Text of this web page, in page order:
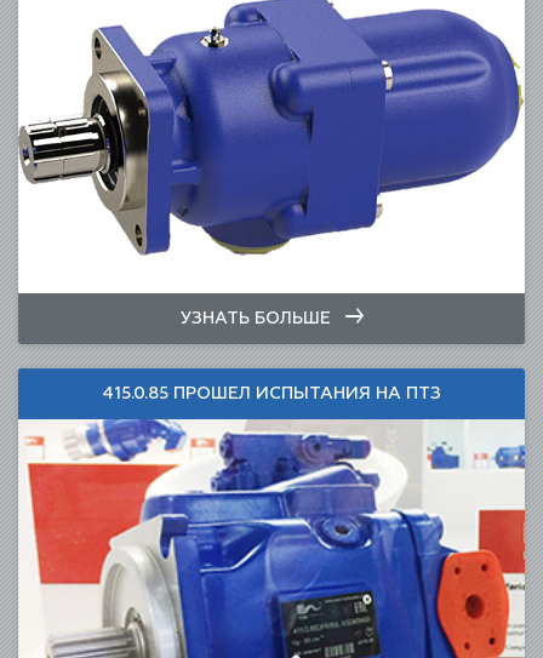
УЗНАТЬ БОЛЬШЕ
415.0.85 ПРОШЕЛ ИСПЫТАНИЯ НА ПТЗ